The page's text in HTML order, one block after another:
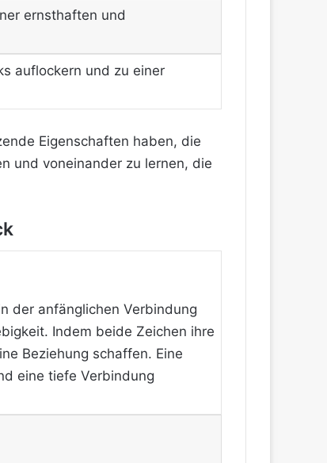
ernsthaften und
auflockern und zu einer
Eigenschaften haben, die
und voneinander zu lernen, die
der anfänglichen Verbindung
Indem beide Zeichen ihre
Beziehung schaffen. Eine
eine tiefe Verbindung